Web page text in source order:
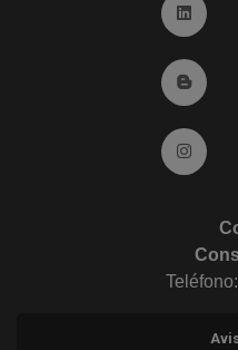
Ir a
Ir al
Ir a
Teléfono: